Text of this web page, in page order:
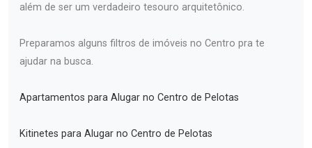
além de ser um verdadeiro tesouro arquitetônico.
Preparamos alguns filtros de imóveis no Centro pra te
ajudar na busca.
Apartamentos para Alugar no Centro de Pelotas
Kitinetes para Alugar no Centro de Pelotas